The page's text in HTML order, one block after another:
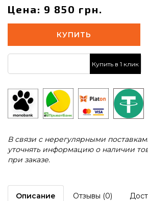
Цена: 9 850 грн.
КУПИТЬ
Купить в 1 клик
В связи с нерегулярными
уточнять информацию о наличии
при заказе.
Описание Отзывы (0)